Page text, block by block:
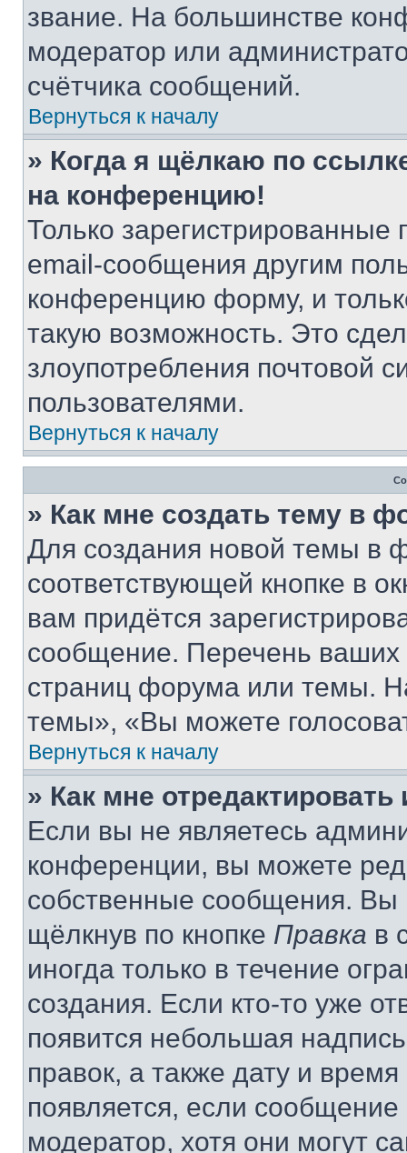
звание. На большинстве
модератор или
счётчика сообщений.
Вернуться к началу
» Когда я щёлкаю по
на конференцию!
Только зарегистрированные
email-сообщения другим
конференцию форму, и
такую возможность. Это
злоупотребления почтовой
пользователями.
Вернуться к началу
» Как мне создать тему в
Для создания новой темы в
соответствующей кнопке в
вам придётся
сообщение. Перечень ваших
страниц форума или темы.
темы», «Вы можете
Вернуться к началу
» Как мне
Если вы не являетесь
конференции, вы можете
собственные сообщения. Вы
щёлкнув по кнопке Правка в
иногда только в течение
создания. Если кто-то уже
появится небольшая
правок, а также дату и
появляется, если
модератор, хотя они могут